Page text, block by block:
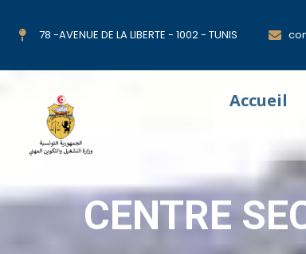
78 -AVENUE DE LA LIBERTE - 1002 - TUNIS
Accueil
CENTRE